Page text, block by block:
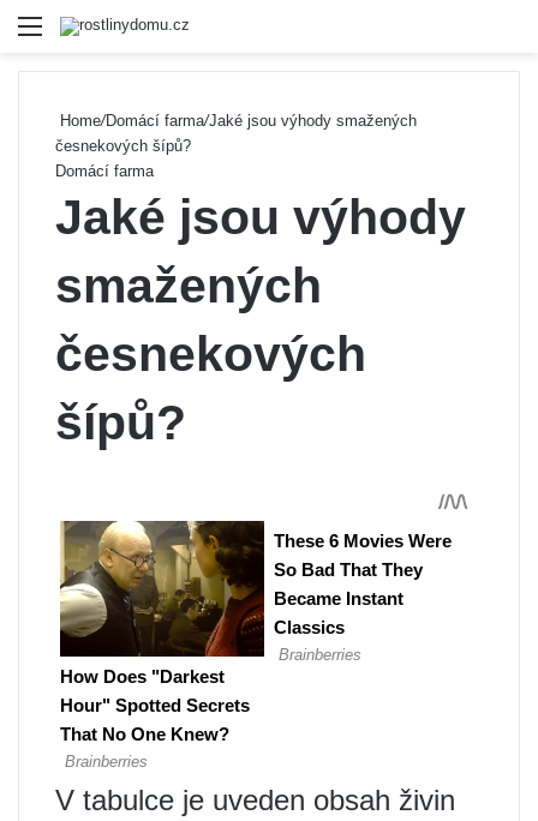
Menu
Home/Domácí farma/Jaké jsou výhody smažených
česnekových šípů?
Domácí farma
Jaké jsou výhody
smažených
česnekových
šípů?
V tabulce je uveden obsah živin